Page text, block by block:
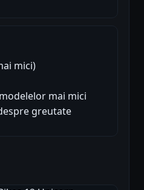
mici)
mai mici
greutate